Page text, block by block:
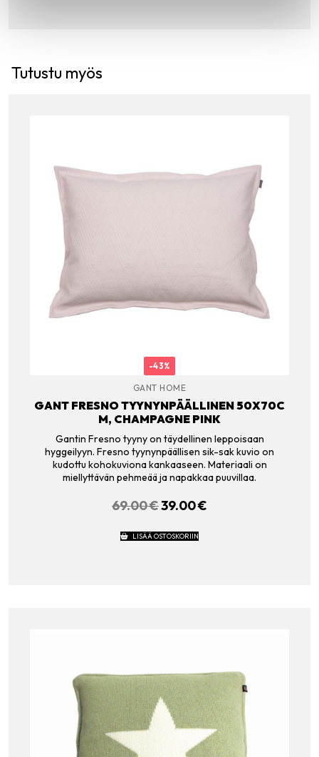
Tutustu myös
-43%
GANT HOME
GANT FRESNO TYYNYNPÄÄLLINEN 50X70C
M, CHAMPAGNE PINK
Gantin Fresno tyyny on täydellinen leppoisaan
hyggeilyyn. Fresno tyynynpäällisen sik-sak kuvio on
kudottu kohokuviona kankaaseen. Materiaali on
miellyttävän pehmeää ja napakkaa puuvillaa.
69.00€ALKUPERÄINEN
OLI:
69.00 €.
39.00€
LISÄÄ OSTOSKORIIN